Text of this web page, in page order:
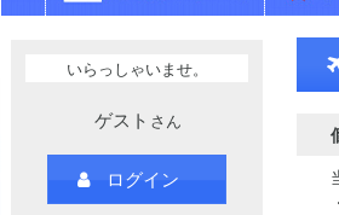
いらっしゃいませ。
ゲスト さん
ログイン